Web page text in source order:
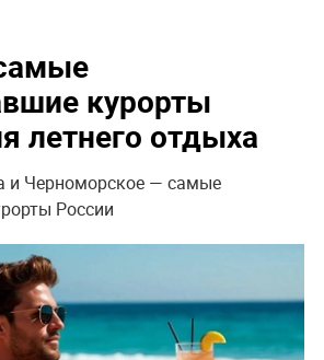
курорты
летнего отдыха
и Черноморское — самые
России